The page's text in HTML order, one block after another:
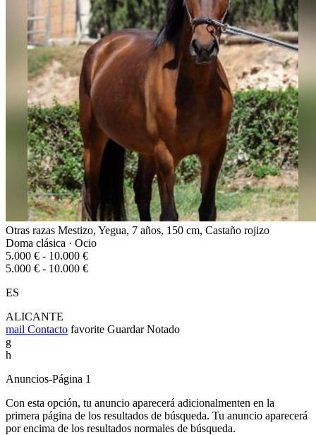
Otras razas Mestizo, Yegua, 7 años, 150 cm, Castaño rojizo
Doma clásica · Ocio
5.000 € - 10.000 €
5.000 € - 10.000 €
ES
ALICANTE
mail Contacto favorite Guardar Notado
g
h
Anuncios-Página 1
Con esta opción, tu anuncio aparecerá adicionalmenten en la
primera página de los resultados de búsqueda. Tu anuncio aparecerá
por encima de los resultados normales de búsqueda.